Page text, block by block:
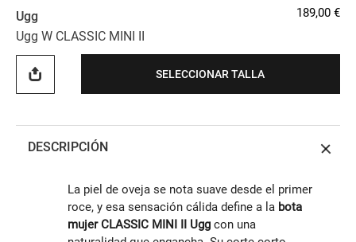
Ugg
Ugg W CLASSIC MINI II
189,00 €
SELECCIONAR TALLA
DESCRIPCIÓN
La piel de oveja se nota suave desde el primer
roce, y esa sensación cálida define a la bota
mujer CLASSIC MINI II Ugg con una